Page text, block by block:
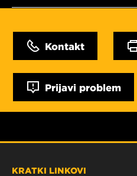
Kontakt
Prijavi problem
KRATKI LINKOVI